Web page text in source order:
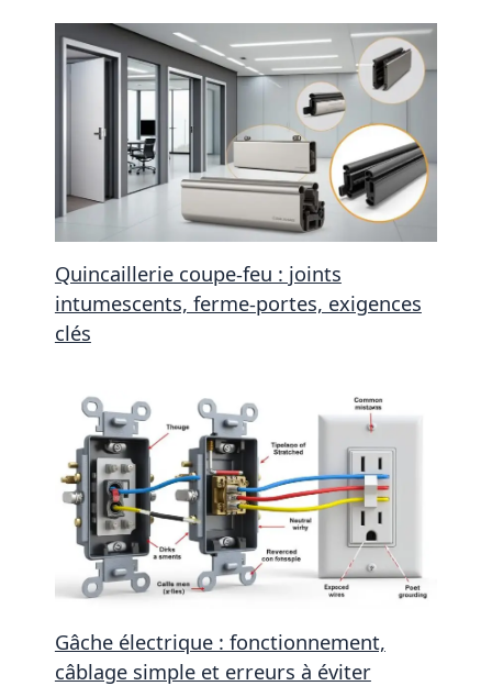
Quincaillerie coupe-feu : joints
intumescents, ferme-portes, exigences
clés
Gâche électrique : fonctionnement,
câblage simple et erreurs à éviter